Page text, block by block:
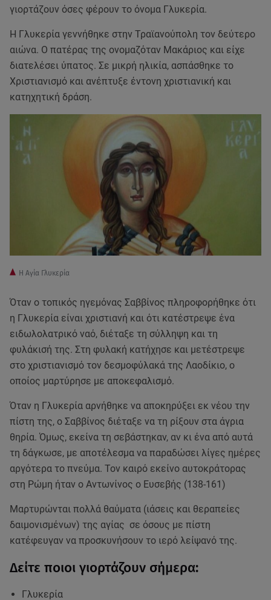
γιορτάζουν όσες φέρουν το όνομα Γλυκερία.
Η Γλυκερία γεννήθηκε στην Τραϊανούπολη τον δεύτερο
αιώνα. Ο πατέρας της ονομαζόταν Μακάριος και είχε
διατελέσει ύπατος. Σε μικρή ηλικία, ασπάσθηκε το
Χριστιανισμό και ανέπτυξε έντονη χριστιανική και
κατηχητική δράση.
Η Αγία Γλυκερία
Όταν ο τοπικός ηγεμόνας Σαββίνος πληροφορήθηκε ότι
η Γλυκερία είναι χριστιανή και ότι κατέστρεψε ένα
ειδωλολατρικό ναό, διέταξε τη σύλληψη και τη
φυλάκισή της. Στη φυλακή κατήχησε και μετέστρεψε
στο χριστιανισμό τον δεσμοφύλακά της Λαοδίκιο, ο
οποίος μαρτύρησε με αποκεφαλισμό.
Όταν η Γλυκερία αρνήθηκε να αποκηρύξει εκ νέου την
πίστη της, ο Σαββίνος διέταξε να τη ρίξουν στα άγρια
θηρία. Όμως, εκείνα τη σεβάστηκαν, αν κι ένα από αυτά
τη δάγκωσε, με αποτέλεσμα να παραδώσει λίγες ημέρες
αργότερα το πνεύμα. Τον καιρό εκείνο αυτοκράτορας
στη Ρώμη ήταν ο Αντωνίνος ο Ευσεβής (138-161)
Μαρτυρώνται πολλά θαύματα (ιάσεις και θεραπείες
δαιμονισμένων) της αγίας σε όσους με πίστη
κατέφευγαν να προσκυνήσουν το ιερό λείψανό της.
Δείτε ποιοι γιορτάζουν σήμερα:
Γλυκερία